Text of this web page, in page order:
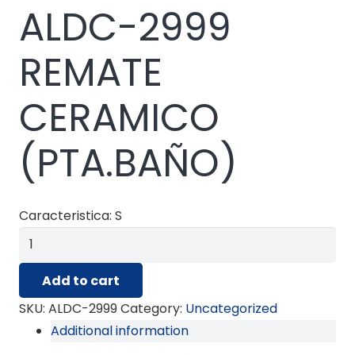
ALDC-2999
REMATE
CERAMICO
(PTA.BAÑO)
Caracteristica: S
ALDC-
2999
REMATE
CERAMICO
(PTA.BAÑO)
Add to cart
SKU: ALDC-2999Category: Uncategorized
Additional information